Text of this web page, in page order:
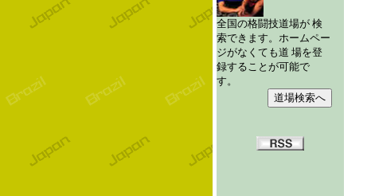
全国の格闘技道場が 検
索できます。ホームペー
ジがなくても道 場を登
録することが可能で
す。